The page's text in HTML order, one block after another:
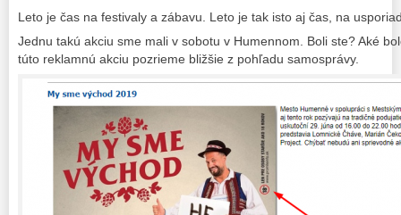
Leto je čas na festivaly a zábavu. Leto je tak isto aj čas, na
Jednu takú akciu sme mali v sobotu v Humennom. Boli ste? Aké
túto reklamnú akciu pozrieme bližšie z pohľadu samosprávy.